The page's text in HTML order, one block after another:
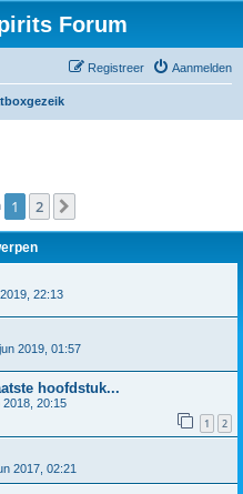
Forum
Aanmelden
Registreer
1 2
22:13
2019, 01:57
hoofdstuk...
2018, 20:15
1 2
2017, 02:21